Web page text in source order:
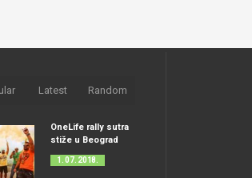
Latest Random
OneLife rally sutra
stiže u Beograd
1. 07. 2018.